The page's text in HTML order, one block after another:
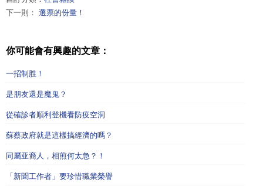
下一則： 選票的份量！
你可能會有興趣的文章：
一招制胜！
是朋友還是魔鬼？
從確診者順利登機看防疫空洞
蘇蔡政府就是這樣搞經濟的嗎？
同屬亚裔人，相煎何太急？！
「新聞工作者」要珍惜職業榮譽